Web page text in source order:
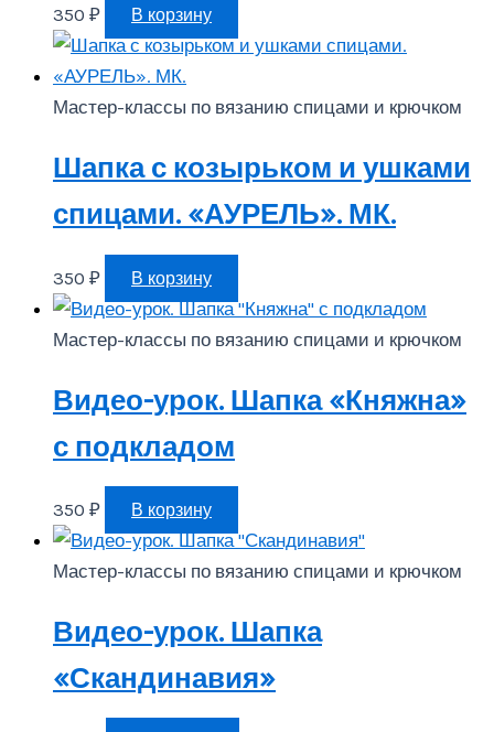
350 ₽ В корзину
Мастер-классы по вязанию спицами и крючком
Шапка с козырьком и ушками
спицами. «АУРЕЛЬ». МК.
350 ₽ В корзину
Мастер-классы по вязанию спицами и крючком
Видео-урок. Шапка «Княжна»
с подкладом
350 ₽ В корзину
Мастер-классы по вязанию спицами и крючком
Видео-урок. Шапка
«Скандинавия»